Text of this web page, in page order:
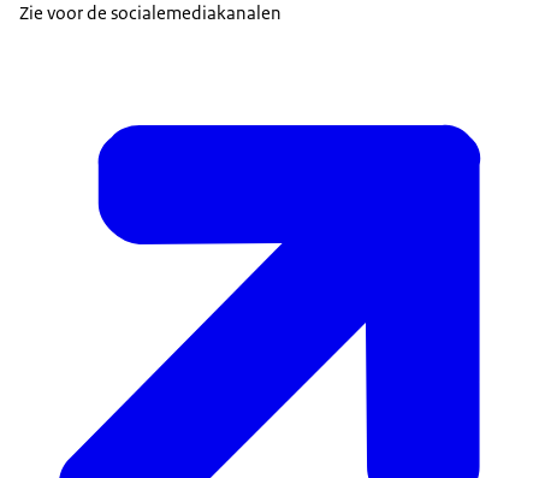
Zie voor de socialemediakanalen